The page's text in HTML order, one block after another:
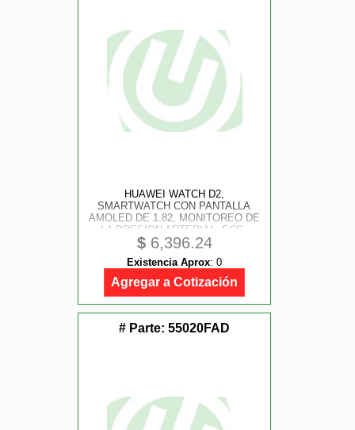
HUAWEI WATCH D2,
SMARTWATCH CON PANTALLA
AMOLED DE 1.82, MONITOREO DE
LA PRESION ARTERIAL, ECG,
EXHAUSTIVA DEL SUENO, SPO2,
ASISTENCIA SANITARIA
FAMILIAR, LLAMADAS, GPS, IOS
Y ANDROID, COLOR AZUL
$6,396.24
Existencia Aprox: 0
Agregar a Cotización
# Parte: 55020FAD